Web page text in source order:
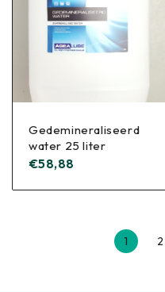
Gedemineraliseerd
water 25 liter
€58,88
1 2